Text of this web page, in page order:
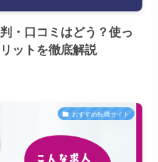
・口コミはどう？使っ
ットを徹底解説
おすすめ転職サイト